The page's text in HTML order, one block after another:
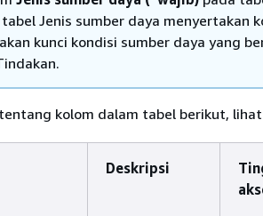
Jenis sumber daya menyertakan
kunci kondisi sumber daya yang
kolom dalam tabel berikut, lihat
Deskripsi